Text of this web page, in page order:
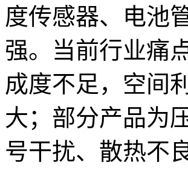
度传感器、电池
强。当前行业痛
成度不足，空间
大；部分产品为
号干扰、散热不